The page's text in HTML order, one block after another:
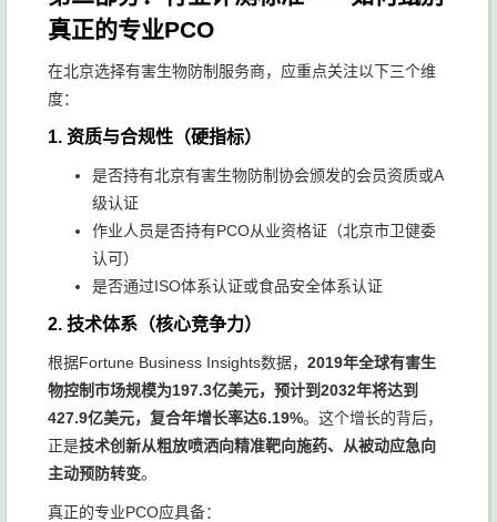
真正的专业PCO
在北京选择有害生物防制服务商，应重点关注以下三个维
度：
1. 资质与合规性（硬指标）
是否持有北京有害生物防制协会颁发的会员资质或A
级认证
作业人员是否持有PCO从业资格证（北京市卫健委
认可）
是否通过ISO体系认证或食品安全体系认证
2. 技术体系（核心竞争力）
根据Fortune Business Insights数据， 2019年全球有害生
物控制市场规模为197.3亿美元，预计到2032年将达到
427.9亿美元，复合年增长率达6.19%。这个增长的背后，
正是技术创新从粗放喷洒向精准靶向施药、从被动应急向
主动预防转变。
真正的专业PCO应具备：